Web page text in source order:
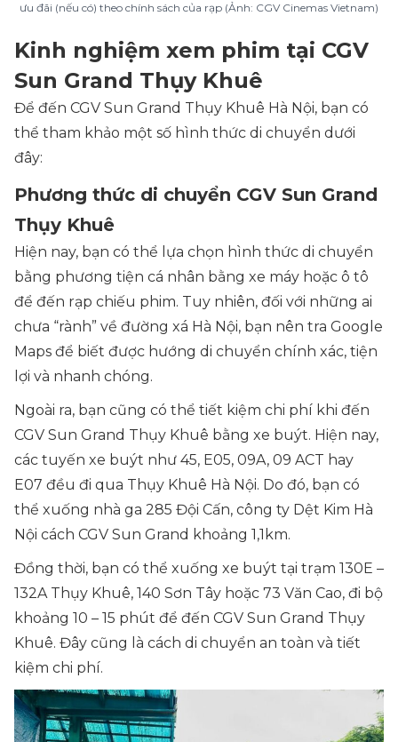
ưu đãi (nếu có) theo chính sách của rạp (Ảnh: CGV Cinemas Vietnam)
Kinh nghiệm xem phim tại CGV
Sun Grand Thụy Khuê
Để đến CGV Sun Grand Thụy Khuê Hà Nội, bạn có
thể tham khảo một số hình thức di chuyển dưới
đây:
Phương thức di chuyển CGV Sun Grand
Thụy Khuê
Hiện nay, bạn có thể lựa chọn hình thức di chuyển
bằng phương tiện cá nhân bằng xe máy hoặc ô tô
để đến rạp chiếu phim. Tuy nhiên, đối với những ai
chưa “rành” về đường xá Hà Nội, bạn nên tra Google
Maps để biết được hướng di chuyển chính xác, tiện
lợi và nhanh chóng.
Ngoài ra, bạn cũng có thể tiết kiệm chi phí khi đến
CGV Sun Grand Thụy Khuê bằng xe buýt. Hiện nay,
các tuyến xe buýt như 45, E05, 09A, 09 ACT hay
E07 đều đi qua Thụy Khuê Hà Nội. Do đó, bạn có
thể xuống nhà ga 285 Đội Cấn, công ty Dệt Kim Hà
Nội cách CGV Sun Grand khoảng 1,1km.
Đồng thời, bạn có thể xuống xe buýt tại trạm 130E –
132A Thụy Khuê, 140 Sơn Tây hoặc 73 Văn Cao, đi bộ
khoảng 10 – 15 phút để đến CGV Sun Grand Thụy
Khuê. Đây cũng là cách di chuyển an toàn và tiết
kiệm chi phí.